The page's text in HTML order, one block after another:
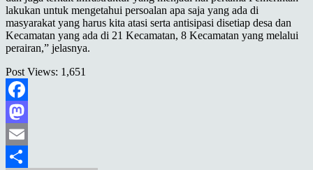
lakukan untuk mengetahui persoalan apa saja yang ada di
masyarakat yang harus kita atasi serta antisipasi disetiap desa dan
Kecamatan yang ada di 21 Kecamatan, 8 Kecamatan yang melalui
perairan,” jelasnya.
Post Views: 1,651
Facebook
Mastodon
Email